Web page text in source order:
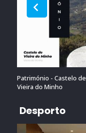
Património - Castelo de
Vieira do Minho
Desporto